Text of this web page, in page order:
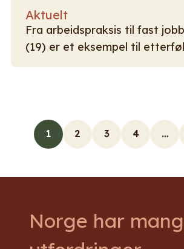
Aktuelt
Fra arbeidspraksis til fast
(19) er et eksempel til
1 2 3 4 …
Norge har